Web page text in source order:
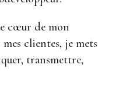
cœur de mon
clientes, je mets
transmettre,